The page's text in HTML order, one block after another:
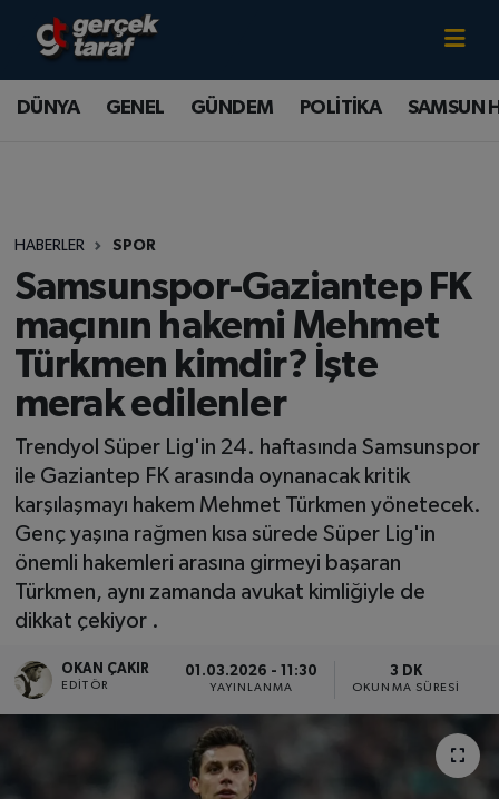
DÜNYA GENEL GÜNDEM POLİTİKA SAMSUN
HABERLER SPOR
Samsunspor-Gaziantep FK
maçının hakemi Mehmet
Türkmen kimdir? İşte
merak edilenler
Trendyol Süper Lig'in 24. haftasında Samsunspor
ile Gaziantep FK arasında oynanacak kritik
karşılaşmayı hakem Mehmet Türkmen yönetecek.
Genç yaşına rağmen kısa sürede Süper Lig'in
önemli hakemleri arasına girmeyi başaran
Türkmen, aynı zamanda avukat kimliğiyle de
dikkat çekiyor .
OKAN ÇAKIR
EDITÖR
01.03.2026 - 11:30
YAYINLANMA
3 DK
OKUNMA SÜRESI
Canlı TV İzle
DÜNYA
POLİTİKA
SAMSUN HABER
SAMSUNSPOR
TEKNOLOJİ
SPOR
EKONOMİ
Samsun Nöbetçi Eczaneler
Samsun Trafik Yoğunluk Haritası
Süper Lig Puan Durumu ve Fikstür
Tüm Manşetler
Haber Arşivi